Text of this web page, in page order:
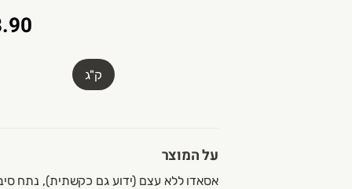
ק"ג
על המוצר
אסאדו ללא עצם (ידוע גם כקשתית), נתח